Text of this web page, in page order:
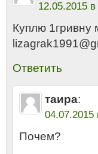
12.05.2015
Куплю 1гривну
Ответить
таира:
04.07.2015
Почем?